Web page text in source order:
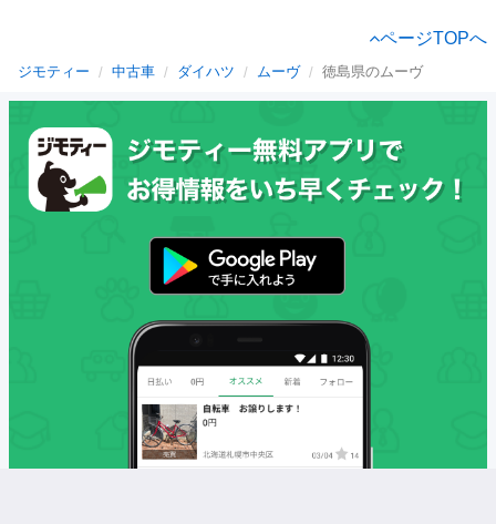
ページTOPへ
ジモティー 中古車 ダイハツ ムーヴ 徳島県のムーヴ